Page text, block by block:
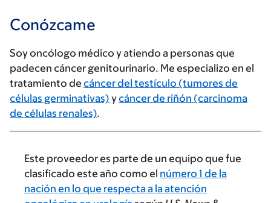
Conózcame
Soy oncólogo médico y atiendo a personas que
padecen cáncer genitourinario. Me especializo en el
tratamiento de cáncer del testículo (tumores de
células germinativas) ycáncer de riñón (carcinoma
de células renales).
Este proveedor es parte de un equipo que fue
clasificado este año como el número 1 de la
nación en lo que respecta a la atención